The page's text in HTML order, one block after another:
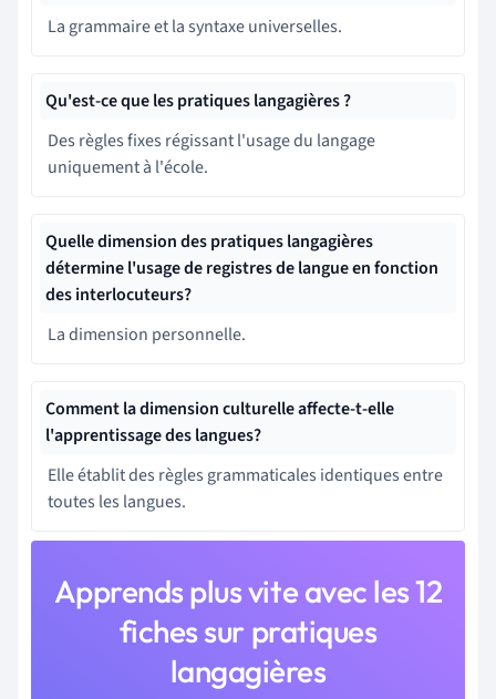
La grammaire et la syntaxe universelles.
Qu'est-ce que les pratiques langagières ?
Des règles fixes régissant l'usage du langage
uniquement à l'école.
Quelle dimension des pratiques langagières
détermine l'usage de registres de langue en fonction
des interlocuteurs?
La dimension personnelle.
Comment la dimension culturelle affecte-t-elle
l'apprentissage des langues?
Elle établit des règles grammaticales identiques entre
toutes les langues.
Apprends plus vite avec les 12
fiches sur pratiques
langagières